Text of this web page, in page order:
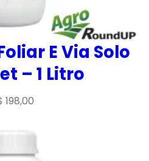
E Via Solo
– 1 Litro
198,00